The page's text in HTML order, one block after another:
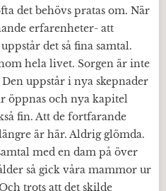
det behövs pratas om. När
erfarenheter- att
det så fina samtal.
hela livet. Sorgen är inte
uppstår i nya skepnader
öppnas och nya kapitel
fin. Att de fortfarande
är här. Aldrig glömda.
med en dam på över
så gick våra mammor ur
trots att det skilde